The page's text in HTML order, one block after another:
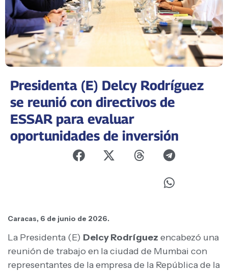
Presidenta (E) Delcy Rodríguez
se reunió con directivos de
ESSAR para evaluar
oportunidades de inversión
Caracas, 6 de junio de 2026.
La Presidenta (E) Delcy Rodríguez encabezó una
reunión de trabajo en la ciudad de Mumbai con
representantes de la empresa de la República de la